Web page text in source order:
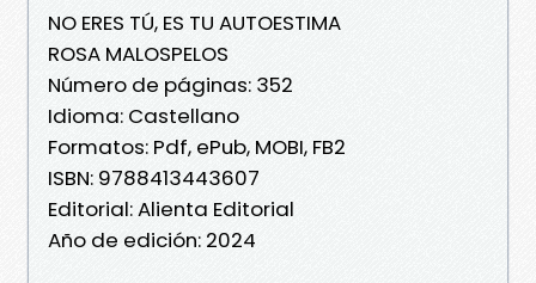
NO ERES TÚ, ES TU AUTOESTIMA
ROSA MALOSPELOS
Número de páginas: 352
Idioma: Castellano
Formatos: Pdf, ePub, MOBI, FB2
ISBN: 9788413443607
Editorial: Alienta Editorial
Año de edición: 2024